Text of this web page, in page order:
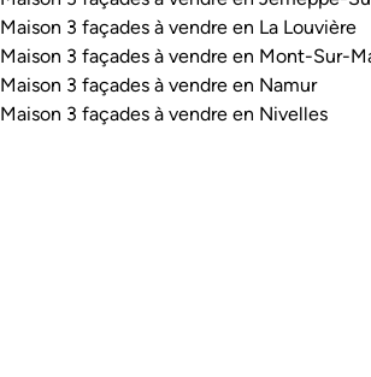
Maison 3 façades à vendre en La Louvière
Maison 3 façades à vendre en Mont-Sur-
Maison 3 façades à vendre en Namur
Maison 3 façades à vendre en Nivelles